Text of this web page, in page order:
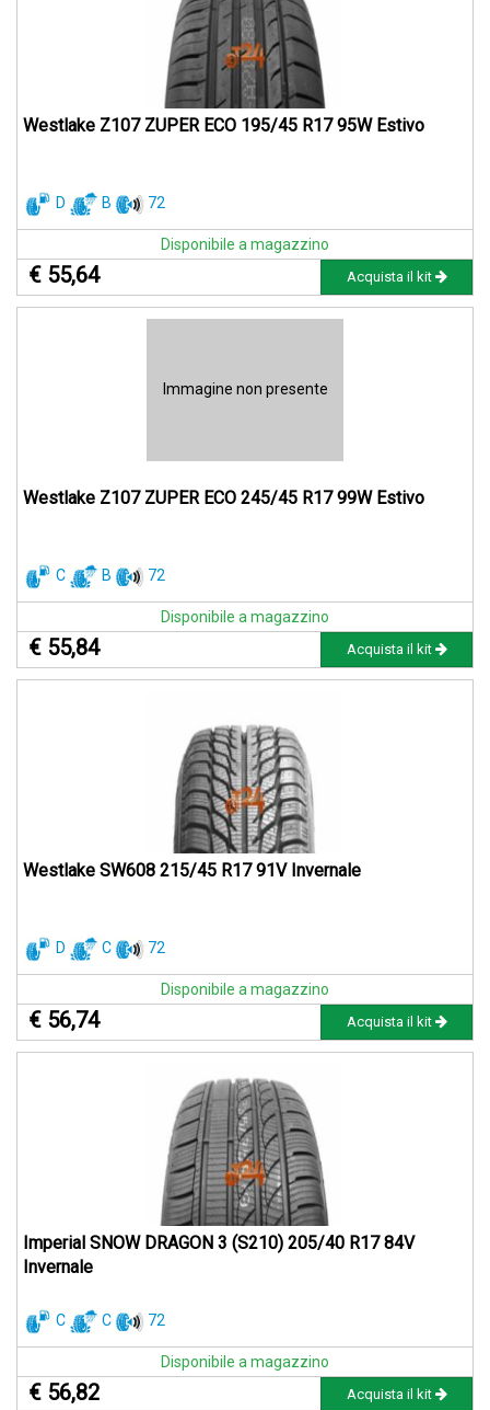
Westlake Z107 ZUPER ECO 195/45 R17 95W Estivo
D B 72
Disponibile a magazzino
€ 55,64 Acquista il kit
Immagine non presente
Westlake Z107 ZUPER ECO 245/45 R17 99W Estivo
C B 72
Disponibile a magazzino
€ 55,84 Acquista il kit
Westlake SW608 215/45 R17 91V Invernale
D C 72
Disponibile a magazzino
€ 56,74 Acquista il kit
Imperial SNOW DRAGON 3 (S210) 205/40 R17 84V
Invernale
C C 72
Disponibile a magazzino
€ 56,82 Acquista il kit